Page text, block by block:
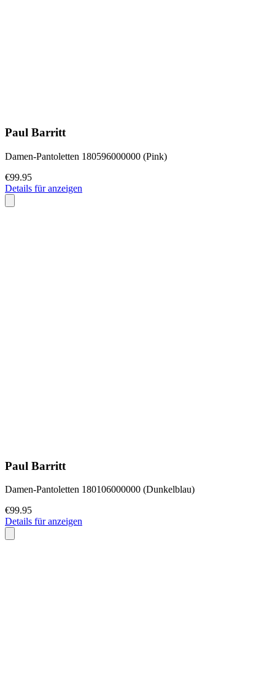
Paul Barritt
Damen-Pantoletten 180596000000 (Pink)
€99.95
Details für anzeigen
Paul Barritt
Damen-Pantoletten 180106000000 (Dunkelblau)
€99.95
Details für anzeigen